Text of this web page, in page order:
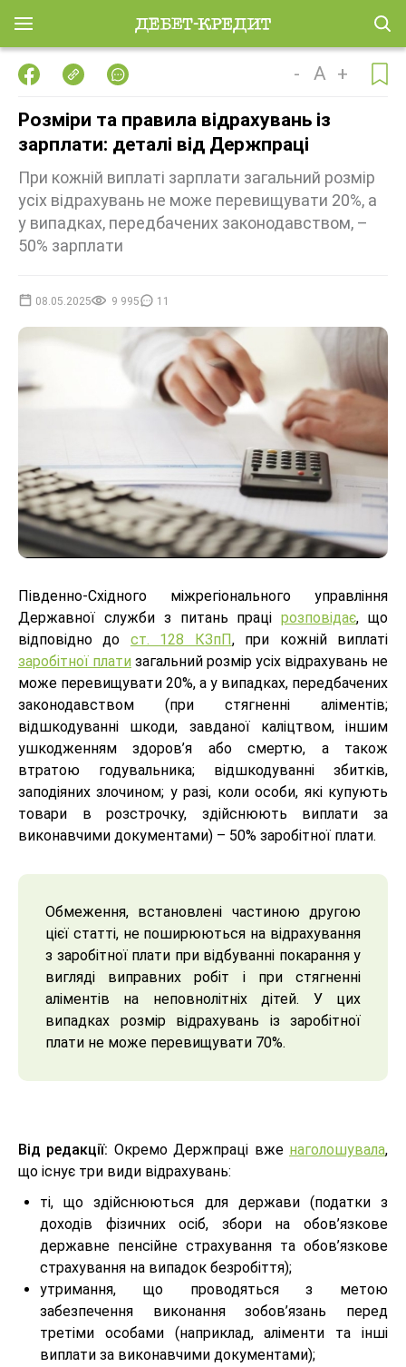
- A +
Розміри та правила відрахувань із
зарплати: деталі від Держпраці
При кожній виплаті зарплати загальний розмір
усіх відрахувань не може перевищувати 20%, а
у випадках, передбачених законодавством, –
50% зарплати
08.05.2025 9 995 11
Південно-Східного міжрегіонального управління
Державної служби з питань працірозповідає, що
відповідно до ст. 128 КЗпП, при кожній виплаті
заробітної плати загальний розмір усіх відрахувань не
може перевищувати 20%, а у випадках, передбачених
законодавством (при стягненні аліментів;
відшкодуванні шкоди, завданої каліцтвом, іншим
ушкодженням здоров’я або смертю, а також
втратою годувальника; відшкодуванні збитків,
заподіяних злочином; у разі, коли особи, які купують
товари в розстрочку, здійснюють виплати за
виконавчими документами) – 50% заробітної плати.
Обмеження, встановлені частиною другою
цієї статті, не поширюються на відрахування
з заробітної плати при відбуванні покарання у
вигляді виправних робіт і при стягненні
аліментів на неповнолітніх дітей. У цих
випадках розмір відрахувань із заробітної
плати не може перевищувати 70%.
Від редакції: Окремо Держпраці вже наголошувала,
що існує три види відрахувань:
ті, що здійснюються для держави (податки з
доходів фізичних осіб, збори на обов’язкове
державне пенсійне страхування та обов’язкове
страхування на випадок безробіття);
утримання, що проводяться з метою
забезпечення виконання зобов’язань перед
третіми особами (наприклад, аліменти та інші
виплати за виконавчими документами);